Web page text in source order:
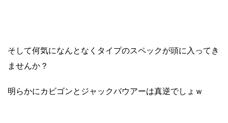
そして何気になんとなくタイプのスペックが頭に入ってき
ませんか？
明らかにカビゴンとジャックバウアーは真逆でしょｗ